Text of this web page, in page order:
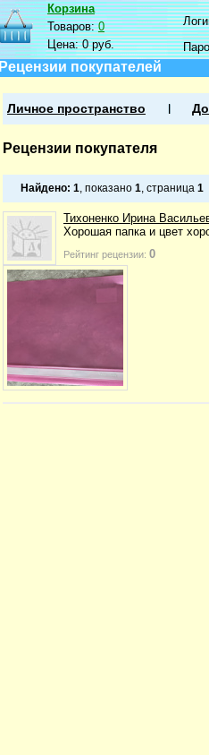
Корзина
Товаров:0
Цена:0 руб.
Рецензии покупателей
Личное пространство
Рецензии покупателя
Найдено: 1, показано 1, страница 1
Тихоненко Ирина
Хорошая папка и цвет
Рейтинг рецензии: 0